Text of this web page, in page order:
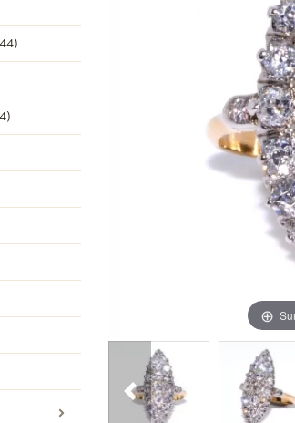
Boucles d'oreilles vintage & d'occasion
Broches et autres bijoux vintage & d'occasion
Bagues de fiançailles rubis
Bagues de fiançailles émeraude
Créations en
Précédent